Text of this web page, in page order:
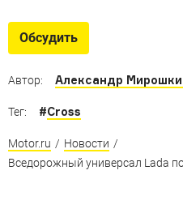
Обсудить
Автор: Александр
Тег: #Cross
Motor.ru / Новости /
Вседорожный универсал Lada